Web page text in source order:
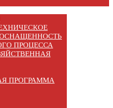
ПРОЦЕССА
ПРОГРАММА